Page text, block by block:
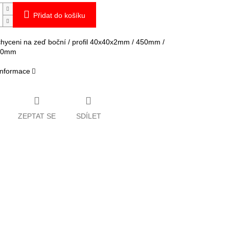
Přidat do košíku
na zeď boční / profil 40x40x2mm / 450mm /
ZEPTAT SE SDÍLET